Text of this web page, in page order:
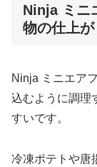
Ninja ミニ
物の仕上
Ninja ミニエア
込むように調理
すいです。
冷凍ポテトや唐